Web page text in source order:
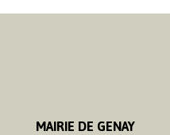
MAIRIE DE GENAY